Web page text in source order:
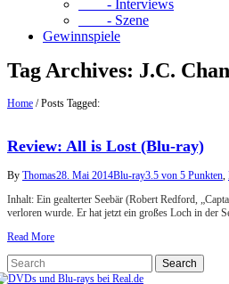
- Interviews
- Szene
Gewinnspiele
Tag Archives: J.C.
Home /Posts Tagged:
Review: All is Lost (Blu-ray)
By Thomas28. Mai 2014Blu-ray3.5 von 5 Punkten,
Inhalt: Ein gealterter Seebär (Robert Redford,
verloren wurde. Er hat jetzt ein großes Loch in der
Read More